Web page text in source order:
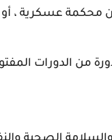
محكمة عسكرية ،
من الدورات